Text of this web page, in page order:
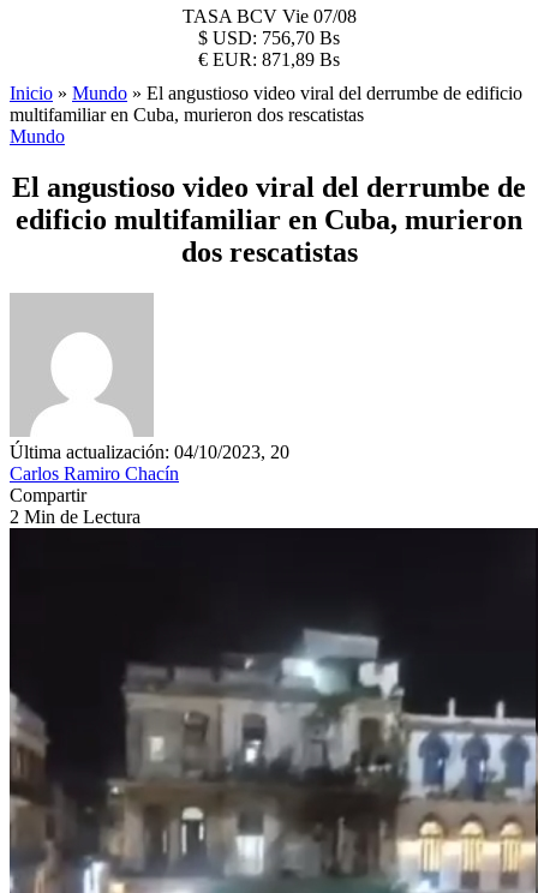
TASA BCV Vie 07/08
$ USD: 756,70 Bs
€ EUR: 871,89 Bs
Inicio » Mundo » El angustioso video viral del derrumbe de edificio
multifamiliar en Cuba, murieron dos rescatistas
Mundo
El angustioso video viral del derrumbe de
edificio multifamiliar en Cuba, murieron
dos rescatistas
Última actualización: 04/10/2023, 20
Carlos Ramiro Chacín
Compartir
2 Min de Lectura